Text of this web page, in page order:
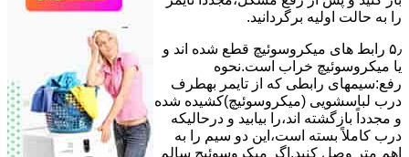
را به حالت اوﻟﯿﻪ برگردانید.
۵٫ رابط های ﻣﯿﮑﺮوﺳﻮﺋﯿﭻ ﻗﻄﻊ شده اند و
ﯾﺎ ﻣﯿﮑﺮوﺳﻮﺋﯿﭻ ﺧﺮاب اﺳﺖ.نحوه
رفع:سیمهای راﺑﻄﯽ ﮐﻪ از ﺗﺎﯾﻤﺮ بهطرف
درب لباسشویی (ﻣﯿﮑﺮوﺳﻮﺋﯿﭻ)کشیده شده
و مجدداً بازگشته اند،را ﺑﯿﺎﺑﯿﺪ و درحالیکه
درب کاملاً ﺑﺴﺘﻪ اﺳﺖ،اﯾﻦ دو ﺳﯿﻢ را ﺑﻪ
اﻫﻢ ﻣﺘﺮ وصل کنید.اﮔﺮ ﻣﯿﮑﺮوﺳﻮﺋﯿﭻ ﺳﺎﻟﻢ